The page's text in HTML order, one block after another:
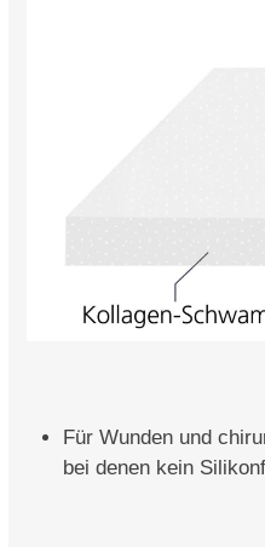
Für Wunden und
bei denen kein